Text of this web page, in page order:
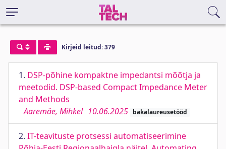
Kirjeid leitud: 379
1. DSP-põhine kompaktne impedantsi mõõtja ja
meetodid. DSP-based Compact Impedance Meter
and Methods
Aaremäe, Mihkel 10.06.2025 bakalaureusetööd
2. IT-teavituste protsessi automatiseerimine